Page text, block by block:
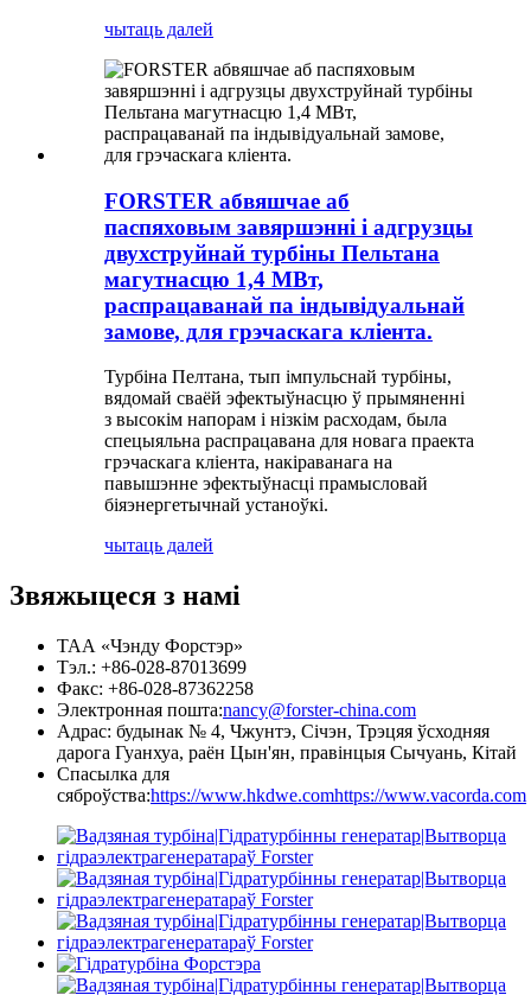
чытаць далей
FORSTER абвяшчае аб
паспяховым завяршэнні і адгрузцы
двухструйнай турбіны Пельтана
магутнасцю 1,4 МВт,
распрацаванай па індывідуальнай
замове, для грэчаскага кліента.
Турбіна Пелтана, тып імпульснай турбіны,
вядомай сваёй эфектыўнасцю ў прымяненні
з высокім напорам і нізкім расходам, была
спецыяльна распрацавана для новага праекта
грэчаскага кліента, накіраванага на
павышэнне эфектыўнасці прамысловай
біяэнергетычнай устаноўкі.
чытаць далей
Звяжыцеся з намі
ТАА «Чэнду Форстэр»
Тэл.: +86-028-87013699
Факс: +86-028-87362258
Электронная пошта:nancy@forster-china.com
Адрас: будынак № 4, Чжунтэ, Січэн, Трэцяя ўсходняя
дарога Гуанхуа, раён Цын'ян, правінцыя Сычуань, Кітай
Спасылка для
сяброўства:https://www.hkdwe.comhttps://www.vacorda.com